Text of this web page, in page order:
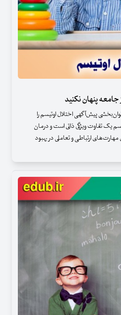
جامعه پنهان نکنید
پیش‌آگهی اختلال اوتیسم را
یک تفاوت ویژگی ذاتی است و درمان
ارتباطی و تعاملی در بهبود